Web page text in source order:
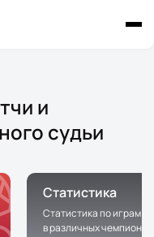
и
судьи
Статистика
Статистика по играм с
в различных